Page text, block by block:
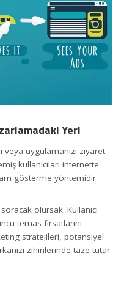
Yeri
uygulamanızı ziyaret
kullanıcıları internette
gösterme yöntemidir.
olursak: Kullanıcı
temas fırsatlarını
stratejileri, potansiyel
zihinlerinde taze tutar